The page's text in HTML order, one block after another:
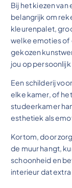
Bij het kiezen van
belangrijk om
kleurenpalet,
welke emoties of
gekozen
jou op persoonlijk
Een schilderij
elke kamer, of
studeerkamer
esthetiek als
Kortom, door
de muur hangt,
schoonheid en
interieur dat